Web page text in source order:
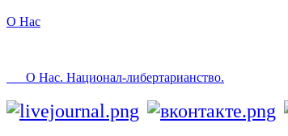
О Нас
О Нас. Национал-либертарианство.